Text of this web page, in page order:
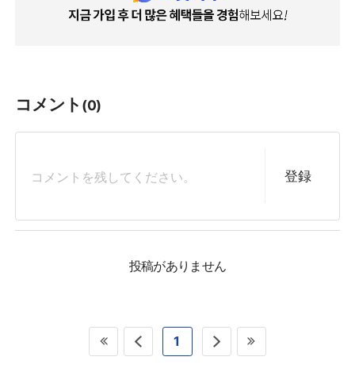
コメント (0)
登録
投稿がありません
1